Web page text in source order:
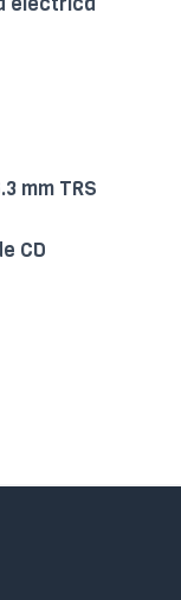
mm TRS
CD